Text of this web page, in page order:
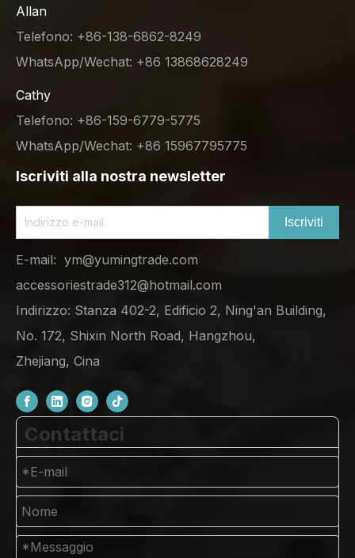
Allan
Telefono: +86-138-6862-8249
WhatsApp/Wechat: +86 13868628249
Cathy
Telefono: +86-159-6779-5775
WhatsApp/Wechat: +86 15967795775
Iscriviti alla nostra newsletter
Iscriviti
E-mail: ym@yumingtrade.com
accessoriestrade312@hotmail.com
Indirizzo: Stanza 402-2, Edificio 2, Ning'an Building,
No. 172, Shixin North Road, Hangzhou,
Zhejiang, Cina
Contattaci